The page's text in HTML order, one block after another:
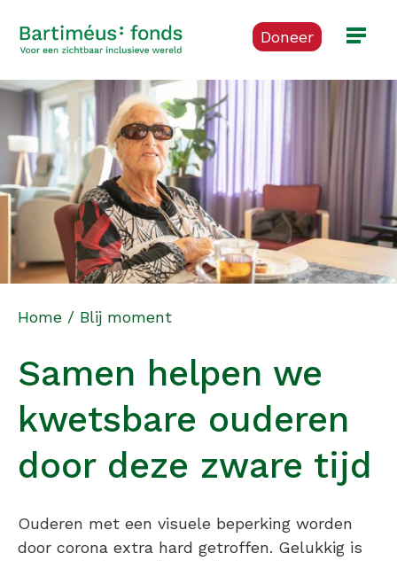
Doneer
Home / Blij moment
Samen helpen we
kwetsbare ouderen
door deze zware tijd
Ouderen met een visuele beperking worden
door corona extra hard getroffen. Gelukkig is